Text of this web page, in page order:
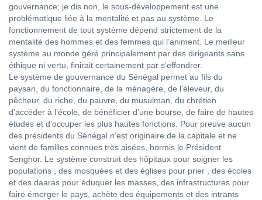
gouvernance; je dis non, le sous-développement est une
problématique liée à la mentalité et pas au système. Le
fonctionnement de tout système dépend strictement de la
mentalité des hommes et des femmes qui l’animent. Le meilleur
système au monde géré principalement par des dirigeants sans
éthique ni vertu, finirait certainement par s’effondrer.
Le système de gouvernance du Sénégal permet au fils du
paysan, du fonctionnaire, de la ménagère, de l’éleveur, du
pêcheur, du riche, du pauvre, du musulman, du chrétien
d’accéder à l’école, de bénéficier d’une bourse, de faire de hautes
études et d’occuper les plus hautes fonctions. Pour preuve aucun
des présidents du Sénégal n’est originaire de la capitale et ne
vient de familles connues très aisées, hormis le Président
Senghor. Le système construit des hôpitaux pour soigner les
populations , des mosquées et des églises pour prier , des écoles
et des daaras pour éduquer les masses, des infrastructures pour
faire émerger le pays, achète des équipements et des intrants